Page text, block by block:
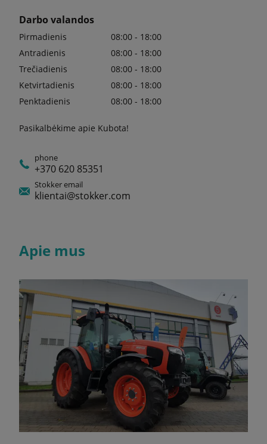
Darbo valandos
Pirmadienis
08:00 - 18:00
Antradienis
08:00 - 18:00
Trečiadienis
08:00 - 18:00
Ketvirtadienis
08:00 - 18:00
Penktadienis
08:00 - 18:00
Pasikalbėkime apie Kubota!
phone
+370 620 85351
Stokker email
klientai@stokker.com
Apie mus